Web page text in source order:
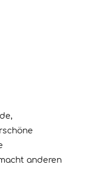
anderen